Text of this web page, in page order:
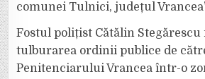
comunei Tulnici, județul
Fostul polițist Cătălin Stegărescu
tulburarea ordinii publice de
Penitenciarului Vrancea într-o